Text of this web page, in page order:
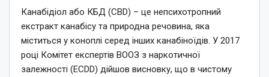
Канабідіол або КБД (CBD) – це непсихотропний
екстракт канабісу та природна речовина, яка
міститься у коноплі серед інших канабіноїдів. У 2017
році Комітет експертів ВООЗ з наркотичної
залежності (ECDD) дійшов висновку, що в чистому